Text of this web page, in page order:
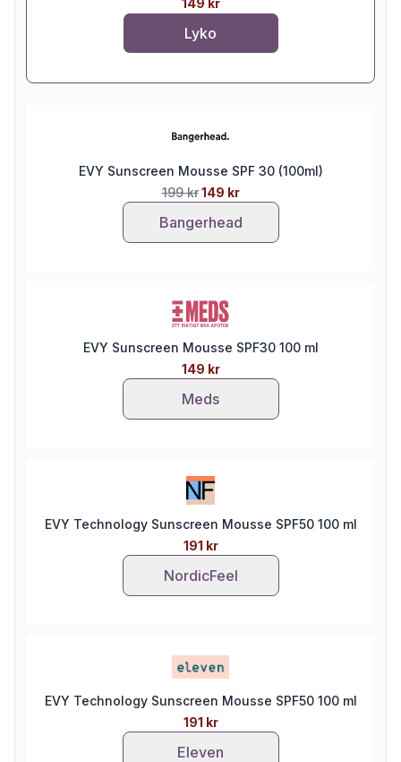
Lyko
EVY Sunscreen Mousse SPF 30 (100ml)
199 kr 149 kr
Bangerhead
EVY Sunscreen Mousse SPF30 100 ml
149 kr
Meds
EVY Technology Sunscreen Mousse SPF50 100 ml
191 kr
NordicFeel
EVY Technology Sunscreen Mousse SPF50 100 ml
191 kr
Eleven